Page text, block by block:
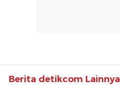
Berita detikcom Lainnya